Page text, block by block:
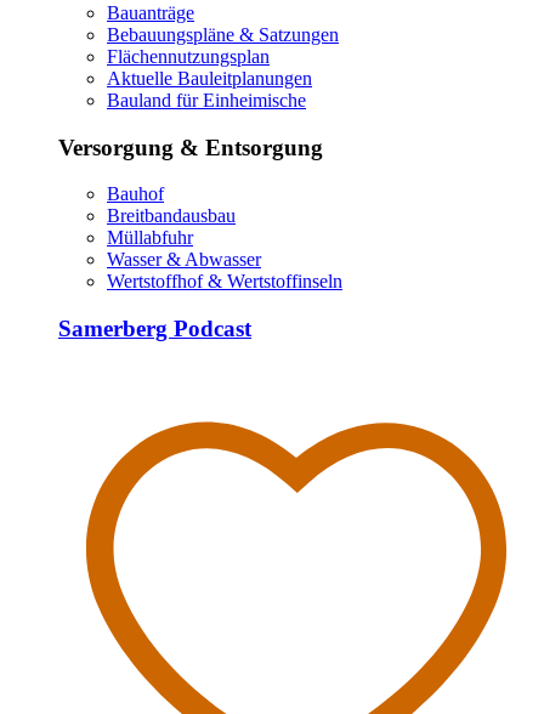
Bauanträge
Bebauungspläne & Satzungen
Flächennutzungsplan
Aktuelle Bauleitplanungen
Bauland für Einheimische
Versorgung & Entsorgung
Bauhof
Breitbandausbau
Müllabfuhr
Wasser & Abwasser
Wertstoffhof & Wertstoffinseln
Samerberg Podcast